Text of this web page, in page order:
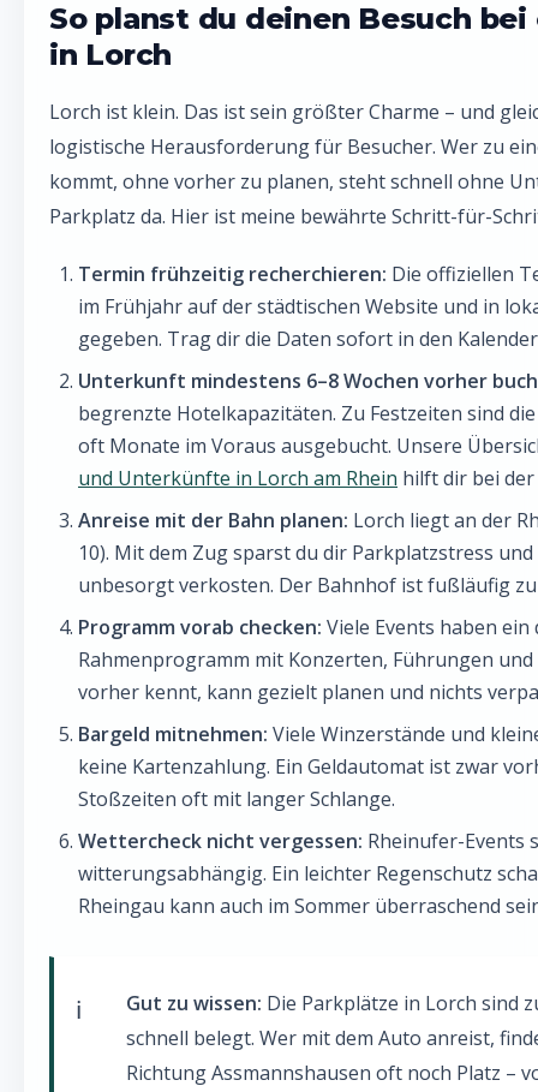
So planst du deinen Besuch
in Lorch
Lorch ist klein. Das ist sein größter Charme – und
logistische Herausforderung für Besucher. Wer zu
kommt, ohne vorher zu planen, steht schnell ohne
Parkplatz da. Hier ist meine bewährte Schritt-für-
Termin frühzeitig recherchieren: Die offiziellen
im Frühjahr auf der städtischen Website und in
gegeben. Trag dir die Daten sofort in den
Unterkunft mindestens 6–8 Wochen vorher
begrenzte Hotelkapazitäten. Zu Festzeiten sind
oft Monate im Voraus ausgebucht. Unsere
und Unterkünfte in Lorch am Rhein hilft dir bei der
Anreise mit der Bahn planen: Lorch liegt an der
10). Mit dem Zug sparst du dir Parkplatzstress
unbesorgt verkosten. Der Bahnhof ist fußläufig
Programm vorab checken: Viele Events haben
Rahmenprogramm mit Konzerten, Führungen
vorher kennt, kann gezielt planen und nichts
Bargeld mitnehmen: Viele Winzerstände und
keine Kartenzahlung. Ein Geldautomat ist zwar
Stoßzeiten oft mit langer Schlange.
Wettercheck nicht vergessen: Rheinufer-Events
witterungsabhängig. Ein leichter Regenschutz
Rheingau kann auch im Sommer überraschend
Gut zu wissen: Die Parkplätze in Lorch sind
schnell belegt. Wer mit dem Auto anreist,
Richtung Assmannshausen oft noch Platz –